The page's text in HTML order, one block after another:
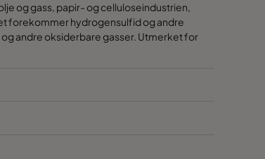
og gass, papir- og celluloseindustrien,
forekommer hydrogensulfid og andre
andre oksiderbare gasser. Utmerket for